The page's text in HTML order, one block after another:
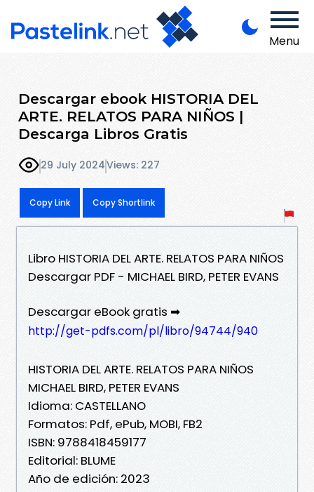
Menu
Descargar ebook HISTORIA DEL
ARTE. RELATOS PARA NIÑOS |
Descarga Libros Gratis
29 July 2024Views: 227
Copy Link Copy Shortlink
Libro HISTORIA DEL ARTE. RELATOS PARA NIÑOS
Descargar PDF - MICHAEL BIRD, PETER EVANS
Descargar eBook gratis ➡
http://get-pdfs.com/pl/libro/94744/940
HISTORIA DEL ARTE. RELATOS PARA NIÑOS
MICHAEL BIRD, PETER EVANS
Idioma: CASTELLANO
Formatos: Pdf, ePub, MOBI, FB2
ISBN: 9788418459177
Editorial: BLUME
Año de edición: 2023